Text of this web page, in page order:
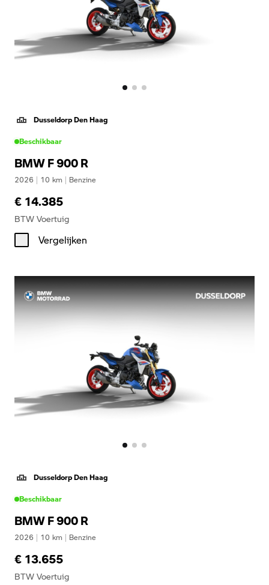
Dusseldorp Den Haag
Beschikbaar
BMW F 900 R
2026 | 10 km | Benzine
€ 14.385
BTW Voertuig
Vergelijken
Dusseldorp Den Haag
Beschikbaar
BMW F 900 R
2026 | 10 km | Benzine
€ 13.655
BTW Voertuig